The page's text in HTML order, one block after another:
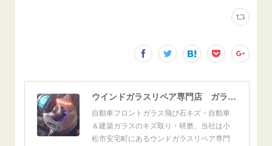
ウインドガラスリペア専門店 ガラスリペア・ヨシダ グラスウェルドジャパン 正規施工店 小松市
自動車フロントガラス飛び石キズ・自動車
＆建築ガラスのキズ取り・研磨。当社は小
松市安宅町にあるウンドガラスリペア専門